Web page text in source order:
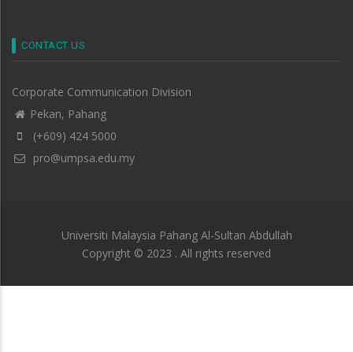
CONTACT US
Corporate Communication Division
Pekan, Pahang
(+609) 424 5000
pro@umpsa.edu.my
Universiti Malaysia Pahang Al-Sultan Abdullah
Copyright © 2023 . All rights reserved